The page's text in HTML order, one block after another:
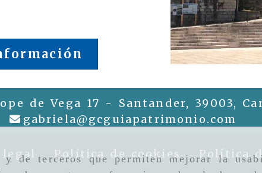
de terceros que permiten mejorar la
de Vega 17 - Santander, 39003,
gabriela
gcguiapatrimonio.com
Política de cookies Política